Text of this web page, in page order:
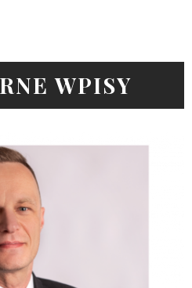
WPISY